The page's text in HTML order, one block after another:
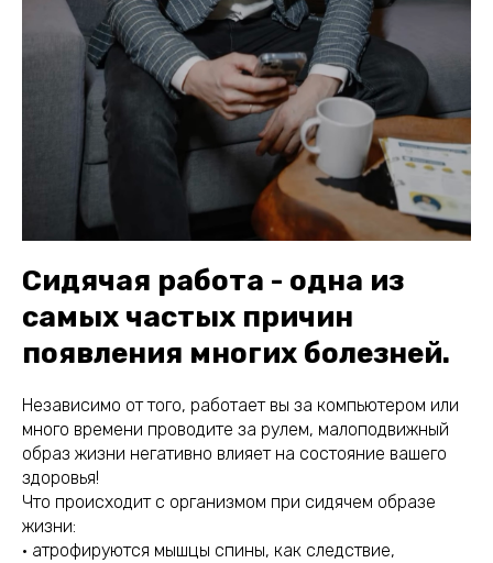
Сидячая работа - одна из
самых частых причин
появления многих болезней.
Независимо от того, работает вы за компьютером или
много времени проводите за рулем, малоподвижный
образ жизни негативно влияет на состояние вашего
здоровья!
Что происходит с организмом при сидячем образе
жизни:
• атрофируются мышцы спины, как следствие,